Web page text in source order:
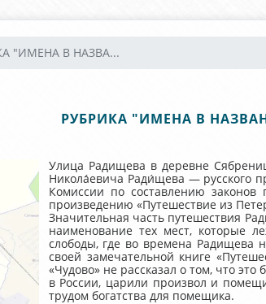
"ИМЕНА В НАЗВА...
РУБРИКА "ИМЕНА В
Улица Радищева в деревне
Никола́евича Ради́щева — русского
Комиссии по составлению законов
произведению «Путешествие из
Значительная часть путешествия
наименование тех мест, которые
слободы, где во времена Радищева
своей замечательной книге
«Чудово» не рассказал о том, что
в России, царили произвол и
трудом богатства для помещика.